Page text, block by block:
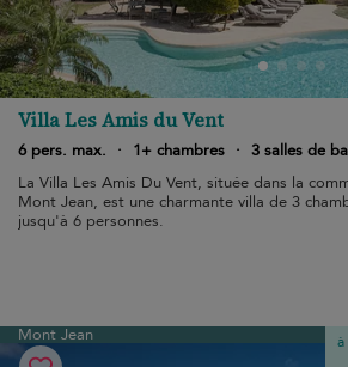
Villa Les Amis du Vent
6 pers. max. · 1+ chambres · 3 salles de
La Villa Les Amis Du Vent, située dans la
Mont Jean, est une charmante villa de 3
jusqu'à 6 personnes.
Mont Jean à